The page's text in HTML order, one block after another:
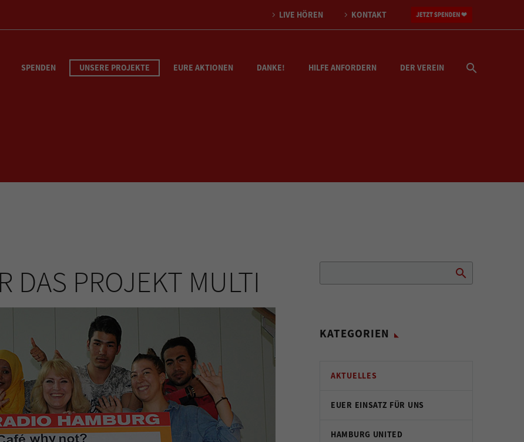
LIVE HÖREN KONTAKT
SPENDEN UNSERE PROJEKTE EURE AKTIONEN DANKE! HILFE ANFORDERN DER VEREIN
DAS PROJEKT MULTI
KATEGORIEN
AKTUELLES
EUER EINSATZ FÜR UNS
HAMBURG UNITED